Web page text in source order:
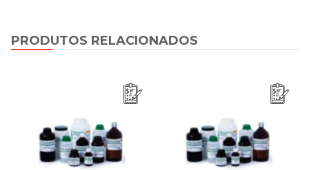
PRODUTOS RELACIONADOS